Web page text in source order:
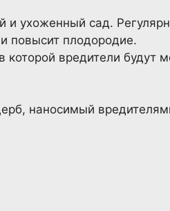
и ухоженный сад.
повысит плодородие.
которой вредители будут
наносимый